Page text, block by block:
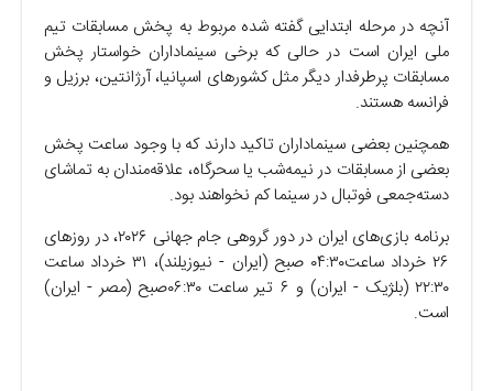
آنچه در مرحله ابتدایی گفته شده مربوط به پخش مسابقات تیم
ملی ایران است در حالی که برخی سینماداران خواستار پخش
مسابقات پرطرفدار دیگر مثل کشور‌های اسپانیا، آرژانتین، برزیل و
فرانسه هستند.
همچنین بعضی سینماداران تاکید دارند که با وجود ساعت پخش
بعضی از مسابقات در نیمه‌شب یا سحرگاه، علاقه‌مندان به تماشای
دسته‌جمعی فوتبال در سینما کم نخواهند بود.
برنامه بازی‌های ایران در دور گروهی جام جهانی ۲۰۲۶، در روز‌های
۲۶ خرداد ساعت۰۴:۳۰ صبح (ایران - نیوزیلند)، ۳۱ خرداد ساعت
۲۲:۳۰ (بلژیک - ایران) و ۶ تیر ساعت ۰۶:۳۰صبح (مصر - ایران)
است.